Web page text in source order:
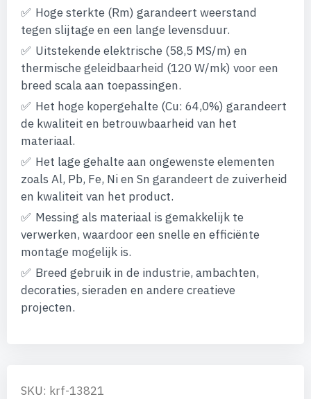
begin
gallerij
Hoge sterkte (Rm) garandeert weerstand
tegen slijtage en een lange levensduur.
Uitstekende elektrische (58,5 MS/m) en
thermische geleidbaarheid (120 W/mk) voor een
breed scala aan toepassingen.
Het hoge kopergehalte (Cu: 64,0%) garandeert
de kwaliteit en betrouwbaarheid van het
materiaal.
Het lage gehalte aan ongewenste elementen
zoals Al, Pb, Fe, Ni en Sn garandeert de zuiverheid
en kwaliteit van het product.
Messing als materiaal is gemakkelijk te
verwerken, waardoor een snelle en efficiënte
montage mogelijk is.
Breed gebruik in de industrie, ambachten,
decoraties, sieraden en andere creatieve
projecten.
SKU: krf-13821